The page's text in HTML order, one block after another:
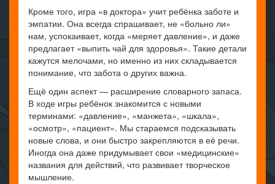
Кроме того, игра «в доктора» учит ребёнка заботе и
эмпатии. Она всегда спрашивает, не «больно ли»
нам, успокаивает, когда «меряет давление», и даже
предлагает «выпить чай для здоровья». Такие детали
кажутся мелочами, но именно из них складывается
понимание, что забота о других важна.
Ещё один аспект — расширение словарного запаса.
В ходе игры ребёнок знакомится с новыми
терминами: «давление», «манжета», «шкала»,
«осмотр», «пациент». Мы стараемся подсказывать
новые слова, и они быстро закрепляются в её речи.
Иногда она даже придумывает свои «медицинские»
названия для действий, что развивает творческое
мышление.